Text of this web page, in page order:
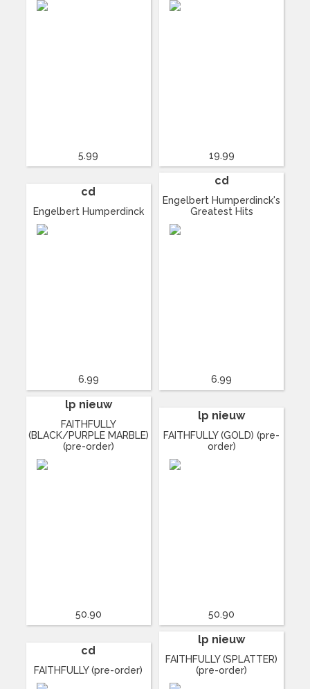
5.99 19.99
cd
Engelbert Humperdinck
6.99
cd
Engelbert Humperdinck's
Greatest Hits
6.99
lp nieuw
FAITHFULLY
(BLACK/PURPLE MARBLE)
(pre-order)
50.90
lp nieuw
FAITHFULLY (GOLD) (pre-
order)
50.90
cd
FAITHFULLY (pre-order)
lp nieuw
FAITHFULLY (SPLATTER)
(pre-order)